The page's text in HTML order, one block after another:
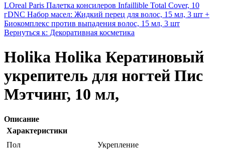
LOreal Paris Палетка консилеров Infaillible Total Cover, 10
гDNC Набор масел: Жидкий перец для волос, 15 мл, 3 шт +
Биокомплекс против выпадения волос, 15 мл, 3 шт
Вернуться к: Декоративная косметика
Holika Holika Кератиновый
укрепитель для ногтей Пис
Мэтчинг, 10 мл,
Описание
Характеристики
Пол
Укрепление